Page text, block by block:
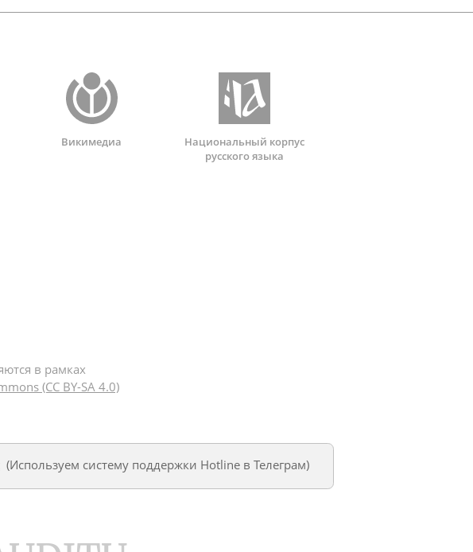
Викимедиа
Национальный корпус
русского языка
в рамках
(CC BY-SA 4.0)
(Используем систему поддержки Hotline в Телеграм)